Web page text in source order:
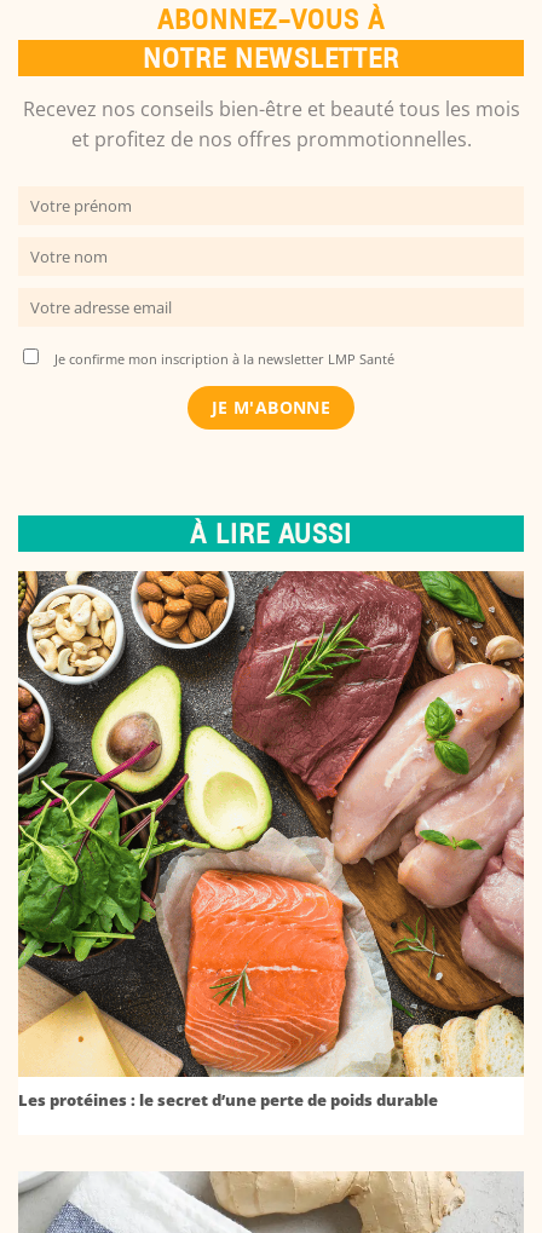
ABONNEZ-VOUS À
NOTRE NEWSLETTER
Recevez nos conseils bien-être et beauté tous les mois
et profitez de nos offres prommotionnelles.
Je confirme mon inscription à la newsletter LMP Santé
À LIRE AUSSI
Les protéines : le secret d’une perte de poids durable